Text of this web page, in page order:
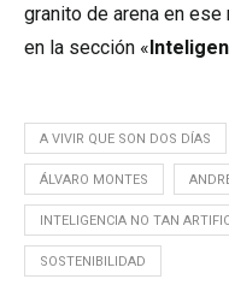
granito de arena en
en la sección «
A VIVIR QUE SON DOS DÍAS
ÁLVARO MONTES
INTELIGENCIA NO TAN
SOSTENIBILIDAD